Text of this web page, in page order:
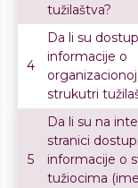
tužilaštva?
4
Da li su
informacije o
organizacionoj
strukutri
5
Da li su na
stranici
informacije o
tužiocima